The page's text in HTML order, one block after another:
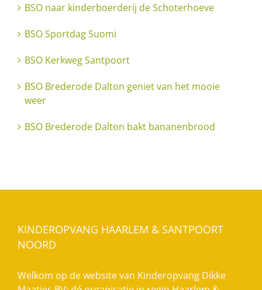
BSO naar kinderboerderij de Schoterhoeve
BSO Sportdag Suomi
BSO Kerkweg Santpoort
BSO Brederode Dalton geniet van het mooie
weer
BSO Brederode Dalton bakt bananenbrood
KINDEROPVANG HAARLEM & SANTPOORT
NOORD
Welkom op de website van Kinderopvang Dikke